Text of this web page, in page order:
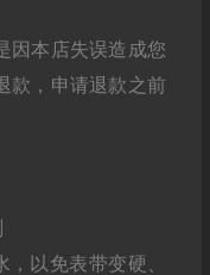
因本店失误造成您
款，申请退款之前
以免表带变硬、